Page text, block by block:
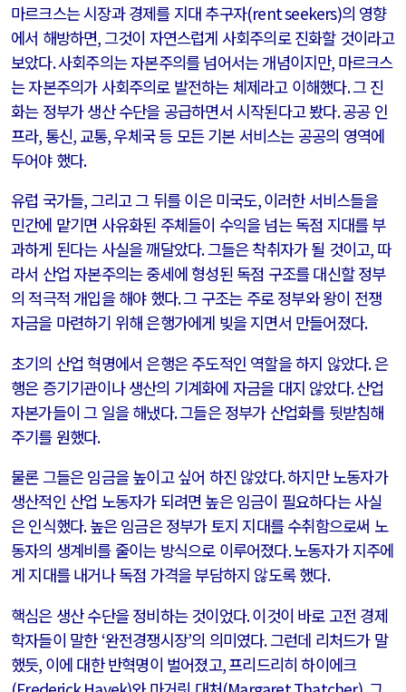
마르크스는 시장과 경제를 지대 추구자(rent seekers)의 영향
에서 해방하면,그것이 자연스럽게 사회주의로 진화할 것이라고
보았다.사회주의는 자본주의를 넘어서는 개념이지만, 마르크스
는 자본주의가 사회주의로 발전하는 체제라고 이해했다.그 진
화는 정부가 생산 수단을 공급하면서 시작된다고 봤다.공공 인
프라, 통신, 교통,우체국 등 모든 기본 서비스는 공공의 영역에
두어야 했다.
유럽 국가들,그리고 그 뒤를 이은 미국도,이러한 서비스들을
민간에 맡기면 사유화된 주체들이 수익을 넘는 독점 지대를 부
과하게 된다는 사실을 깨달았다.그들은 착취자가 될 것이고, 따
라서 산업 자본주의는 중세에 형성된 독점 구조를 대신할 정부
의 적극적 개입을 해야 했다.그 구조는 주로 정부와 왕이 전쟁
자금을 마련하기 위해 은행가에게 빚을 지면서 만들어졌다.
초기의 산업 혁명에서 은행은 주도적인 역할을 하지 않았다.은
행은 증기기관이나 생산의 기계화에 자금을 대지 않았다.산업
자본가들이 그 일을 해냈다.그들은 정부가 산업화를 뒷받침해
주기를 원했다.
물론 그들은 임금을 높이고 싶어 하진 않았다.하지만 노동자가
생산적인 산업 노동자가 되려면 높은 임금이 필요하다는 사실
은 인식했다.높은 임금은 정부가 토지 지대를 수취함으로써 노
동자의 생계비를 줄이는 방식으로 이루어졌다.노동자가 지주에
게 지대를 내거나 독점 가격을 부담하지 않도록 했다.
핵심은 생산 수단을 정비하는 것이었다.이것이 바로 고전 경제
학자들이 말한 ‘완전경쟁시장’의 의미였다.그런데 리처드가 말
했듯, 이에 대한 반혁명이 벌어졌고,프리드리히 하이에크